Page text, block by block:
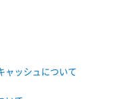
ャッシュについて